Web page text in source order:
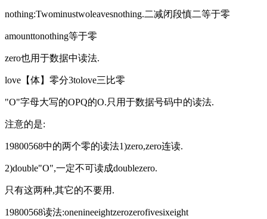
nothing:Twominustwoleavesnothing.二减闭段慎二等于零
amounttonothing等于零
zero也用于数据中读法.
love【体】零分3tolove三比零
"O"字母大写的OPQ的O.只用于数据号码中的读法.
注意的是:
19800568中的两个零的读法1)zero,zero连读.
2)double"O",一定不可读成doublezero.
只有这两种,其它的不要用.
19800568读法:onenineeightzerozerofivesixeight